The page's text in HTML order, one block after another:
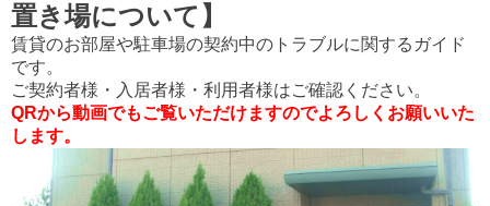
置き場について】
賃貸のお部屋や駐車場の契約中のトラブルに関するガイド
です。
ご契約者様・入居者様・利用者様はご確認ください。
QRから動画でもご覧いただけますのでよろしくお願いいた
します。